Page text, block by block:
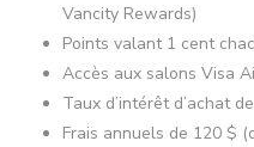
Vancity Rewards)
Points valant 1 cent
Accès aux salons Visa
Taux d’intérêt d’achat
Frais annuels de 120 $